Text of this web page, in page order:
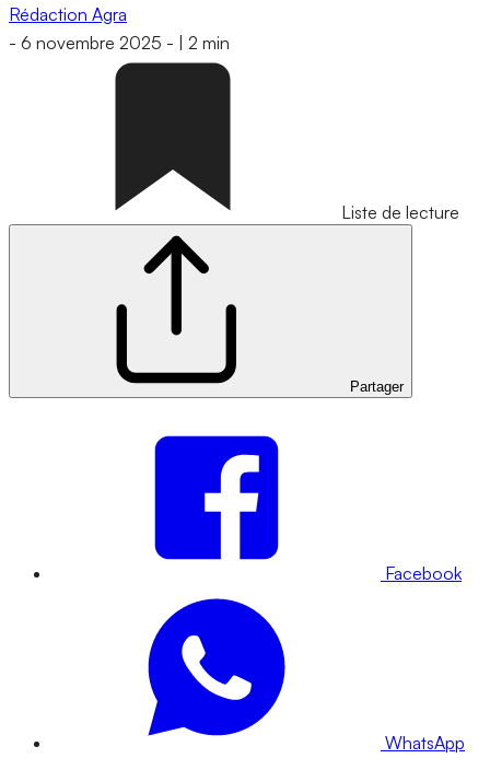
Rédaction Agra
- 6 novembre 2025 - 2 min
Liste de lecture
Partager
Facebook
WhatsApp